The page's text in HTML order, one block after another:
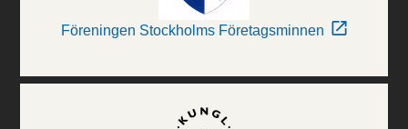
Föreningen Stockholms Företagsminnen